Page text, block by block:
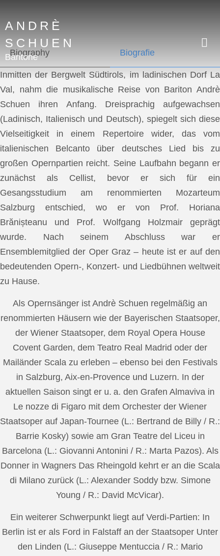
ANDRÈ
SCHUEN
Baritone
Biography Biografie
Inmitten der Bergwelt Südtirols, im ladinischen Dorf La
Val, nahm die musikalische Reise von Bariton Andrè
Schuen ihren Anfang. Dreisprachig aufgewachsen
(Ladinisch, Italienisch und Deutsch), spiegelt sich diese
Vielseitigkeit in einem Repertoire wider, das vom
italienischen Belcanto über deutsches Lied bis zu
großen Opernpartien reicht. Seine Laufbahn begann er
zunächst als Cellist, bevor er sich für ein
Gesangsstudium am renommierten Mozarteum
Salzburg entschied, wo er von Prof. Horiana
Brănișteanu und Prof. Wolfgang Holzmair geprägt
wurde. Nach seinem Abschluss war er
Ensemblemitglied der Oper Graz – heute ist er auf den
bedeutenden Opern-, Konzert- und Liedbühnen weltweit
zu Hause.
Als Opernsänger ist Andrè Schuen regelmäßig an
renommierten Häusern wie der Bayerischen Staatsoper,
der Wiener Staatsoper, dem Royal Opera House
Covent Garden, dem Teatro Real Madrid oder der
Mailänder Scala zu erleben – ebenso bei den Festivals
in Salzburg, Aix-en-Provence und Luzern. In der
aktuellen Saison singt er u. a. den Grafen Almaviva in
Le nozze di Figaro mit dem Orchester der Wiener
Staatsoper auf Japan-Tournee (L.: Bertrand de Billy / R.:
Barrie Kosky) sowie am Gran Teatre del Liceu in
Barcelona (L.: Giovanni Antonini / R.: Marta Pazos). Als
Donner in Wagners Das Rheingold kehrt er an die Scala
di Milano zurück (L.: Alexander Soddy bzw. Simone
Young / R.: David McVicar).
Ein weiterer Schwerpunkt liegt auf Verdi-Partien: In
Berlin ist er als Ford in Falstaff an der Staatsoper Unter
den Linden (L.: Giuseppe Mentuccia / R.: Mario